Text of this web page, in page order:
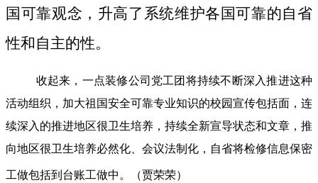
国可靠观念，升高了系统维护各国可靠的自省
性和自主的性。
收起来，一点装修公司党工团将持续不断深入推进这种
活动组织，加大祖国安全可靠专业知识的校园宣传包括面，连
续深入的推进地区很卫生培养，持续全新宣导状态和文章，推
向地区很卫生培养必然化、会议法制化，自省将检修信息保密
工做包括到台账工做中。（贾荣荣）